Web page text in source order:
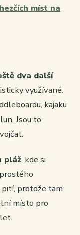
míst na
dva další
využívané.
kajaku
Jsou to
pláž, kde si
pití, protože tam
místo pro